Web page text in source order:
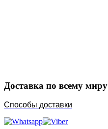
Доставка по всему миру
Способы доставки